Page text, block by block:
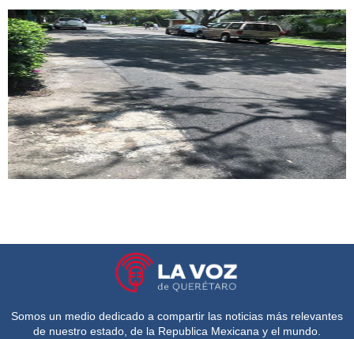
Somos un medio dedicado a compartir las noticias más relevantes
de nuestro estado, de la Republica Mexicana y el mundo.